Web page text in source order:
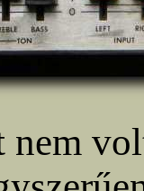
nem